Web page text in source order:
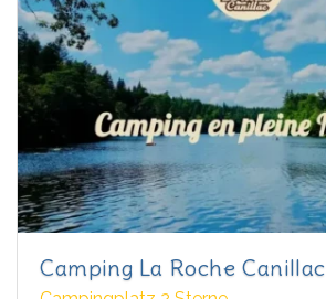
Camping La Roche Canillac